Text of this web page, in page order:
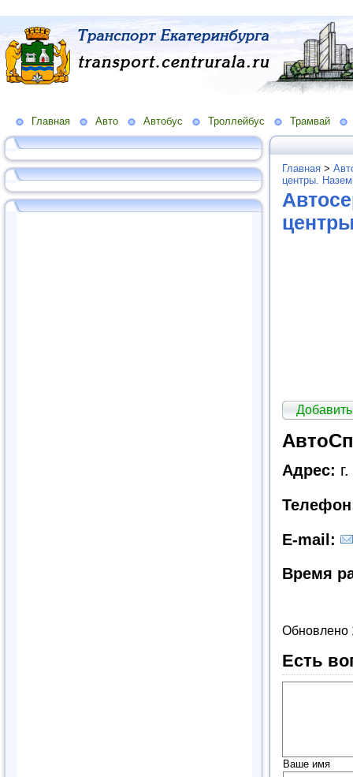
Главная Авто Автобус Троллейбус Трамвай
Главная >
центры.
Адрес:
E-mail:
Время
Обновлено
Есть
Ваше имя